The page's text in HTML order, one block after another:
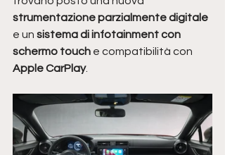
strumentazione parzialmente digitale
e un sistema di infotainment con
schermo touch e compatibilità con
Apple CarPlay.